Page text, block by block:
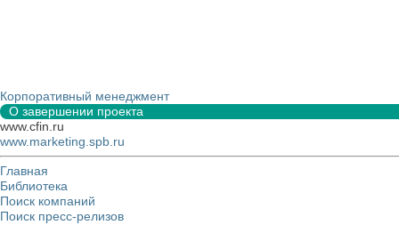
Корпоративный менеджмент
О завершении проекта
www.cfin.ru
www.marketing.spb.ru
Главная
Библиотека
Поиск компаний
Поиск пресс-релизов